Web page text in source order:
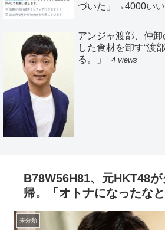
づいた」→4000い
アンジャ渡部、仲
した食材を卸す“渡
る。」
4 views
B78W56H81、元HKT48
帰。「オトナになったなと
未分類